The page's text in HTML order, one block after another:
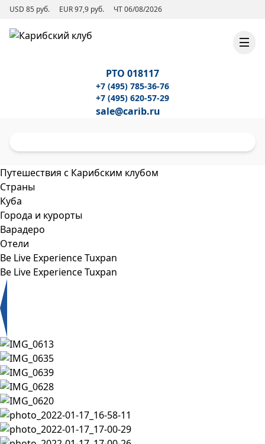
USD 85 руб. EUR 97,9 руб. ЧТ 06/08/2026
РТО 018117
+7 (495) 785-36-76
+7 (495) 620-57-29
sale@carib.ru
Путешествия с Карибским клубом
Страны
Куба
Города и курорты
Варадеро
Отели
Be Live Experience Tuxpan
Be Live Experience Tuxpan